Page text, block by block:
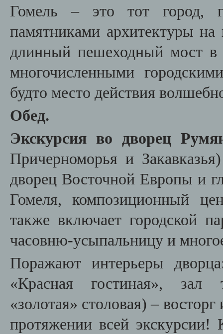
Гомель – это тот город,
памятниками архитектуры
длинный пешеходный мост в
многочисленными
будто место действия
Обед.
Экскурсия во дворец
Причерноморья и
дворец Восточной Европы и
Гомеля, композиционный
также включает городской
часовню-усыпальницу и
Поражают интерьеры
«Красная гостиная», зал
«золотая» столовая) –
протяжении всей экскурсии!